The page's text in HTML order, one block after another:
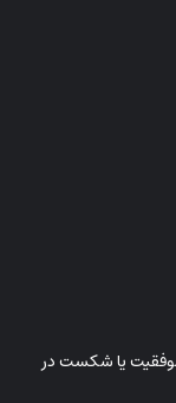
موفقیت یا شکست در